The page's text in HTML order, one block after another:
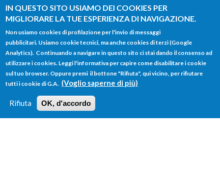
IN QUESTO SITO USIAMO DEI COOKIES PER
MIGLIORARE LA TUE ESPERIENZA DI NAVIGAZIONE.
Non usiamo cookies di profilazione per l'invio di messaggi
pubblicitari. Usiamo cookie tecnici, ma anche cookies di terzi (Google
Analytics). Continuando a navigare in questo sito ci stai dando il consenso ad
utilizzare i cookies. Leggi l'informativa per capire come disabilitare i cookie
sul tuo browser. Oppure premi il bottone "Rifiuta", qui vicino, per rifiutare
tutti i cookie di G.A. (Voglio saperne di più)
Rifiuta OK, d'accordo
Salta al contenuto principale
FORM
DI
RICERCA
Main menu
HOME TUTTI I PROFILI
LOGIN